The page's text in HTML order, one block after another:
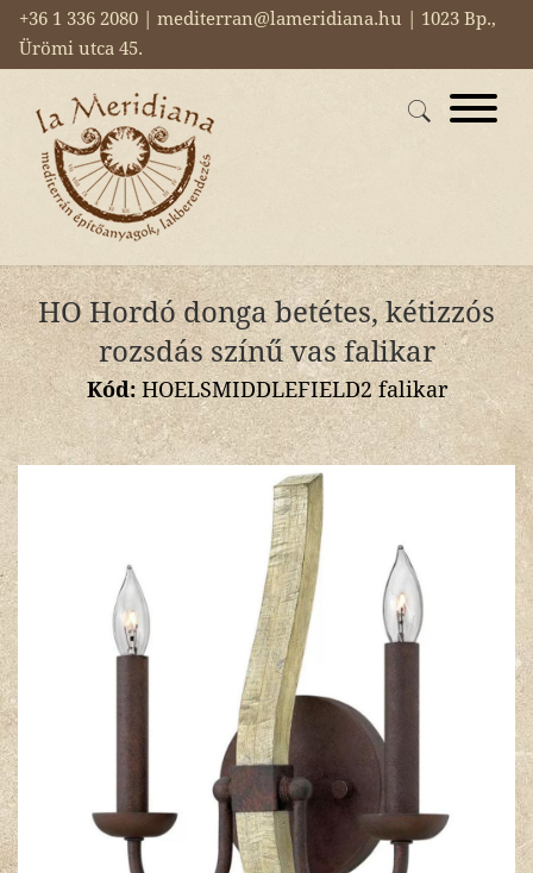
+36 1 336 2080 | mediterran@lameridiana.hu | 1023 Bp.,
Ürömi utca 45.
HO Hordó donga betétes, kétizzós
rozsdás színű vas falikar
Kód:HOELSMIDDLEFIELD2 falikar